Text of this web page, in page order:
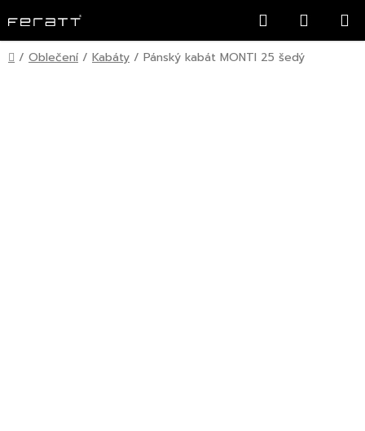
na
obsah
Hledat
KOŠÍK
Domů
/ Oblečení / Kabáty / Pánský kabát MONTI 25 šedý